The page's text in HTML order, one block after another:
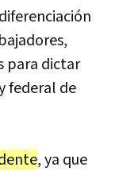
diferenciación
,
para dictar
federal de
,ya que